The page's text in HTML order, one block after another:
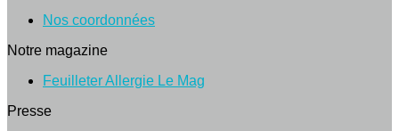
Nos coordonnées
Notre magazine
Feuilleter Allergie Le Mag
Presse